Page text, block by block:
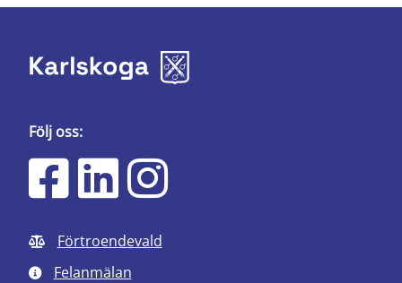
Följ oss:
Förtroendevald
Felanmälan